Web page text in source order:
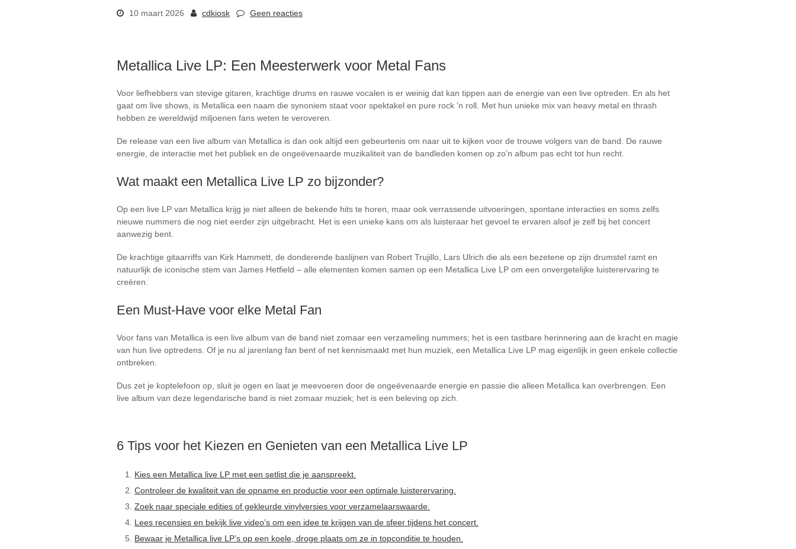
10 maart 2026 cdkiosk Geen reacties
Metallica Live LP: Een Meesterwerk voor Metal Fans
Voor liefhebbers van stevige gitaren, krachtige drums en rauwe vocalen is er weinig dat kan tippen aan de energie van een live optreden. En als het
gaat om live shows, is Metallica een naam die synoniem staat voor spektakel en pure rock ’n roll. Met hun unieke mix van heavy metal en thrash
hebben ze wereldwijd miljoenen fans weten te veroveren.
De release van een live album van Metallica is dan ook altijd een gebeurtenis om naar uit te kijken voor de trouwe volgers van de band. De rauwe
energie, de interactie met het publiek en de ongeëvenaarde muzikaliteit van de bandleden komen op zo’n album pas echt tot hun recht.
Wat maakt een Metallica Live LP zo bijzonder?
Op een live LP van Metallica krijg je niet alleen de bekende hits te horen, maar ook verrassende uitvoeringen, spontane interacties en soms zelfs
nieuwe nummers die nog niet eerder zijn uitgebracht. Het is een unieke kans om als luisteraar het gevoel te ervaren alsof je zelf bij het concert
aanwezig bent.
De krachtige gitaarriffs van Kirk Hammett, de donderende baslijnen van Robert Trujillo, Lars Ulrich die als een bezetene op zijn drumstel ramt en
natuurlijk de iconische stem van James Hetfield – alle elementen komen samen op een Metallica Live LP om een onvergetelijke luisterervaring te
creëren.
Een Must-Have voor elke Metal Fan
Voor fans van Metallica is een live album van de band niet zomaar een verzameling nummers; het is een tastbare herinnering aan de kracht en magie
van hun live optredens. Of je nu al jarenlang fan bent of net kennismaakt met hun muziek, een Metallica Live LP mag eigenlijk in geen enkele collectie
ontbreken.
Dus zet je koptelefoon op, sluit je ogen en laat je meevoeren door de ongeëvenaarde energie en passie die alleen Metallica kan overbrengen. Een
live album van deze legendarische band is niet zomaar muziek; het is een beleving op zich.
6 Tips voor het Kiezen en Genieten van een Metallica Live LP
Kies een Metallica live LP met een setlist die je aanspreekt.
Controleer de kwaliteit van de opname en productie voor een optimale luisterervaring.
Zoek naar speciale edities of gekleurde vinylversies voor verzamelaarswaarde.
Lees recensies en bekijk live video’s om een idee te krijgen van de sfeer tijdens het concert.
Bewaar je Metallica live LP’s op een koele, droge plaats om ze in topconditie te houden.